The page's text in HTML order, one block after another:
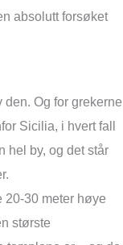
absolutt forsøket
Og for grekerne
Sicilia, i hvert fall
hel by, og det står
20-30 meter høye
største